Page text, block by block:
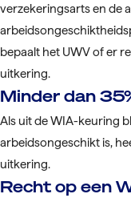
verzekeringsarts en de
bepaalt het UWV of er
uitkering.
Minder dan
Als uit de WIA-keuring
arbeidsongeschikt is,
uitkering.
Recht op een